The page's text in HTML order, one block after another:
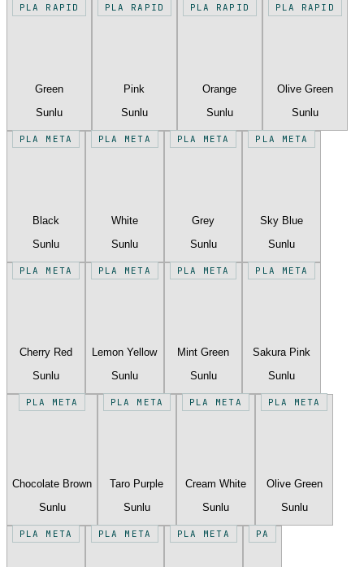
PLA RAPID
Green
Sunlu
PLA RAPID
Pink
Sunlu
PLA RAPID
Orange
Sunlu
PLA RAPID
Olive Green
Sunlu
PLA META
Black
Sunlu
PLA META
White
Sunlu
PLA META
Grey
Sunlu
PLA META
Sky Blue
Sunlu
PLA META
Cherry Red
Sunlu
PLA META
Lemon Yellow
Sunlu
PLA META
Mint Green
Sunlu
PLA META
Sakura Pink
Sunlu
PLA META
Chocolate Brown
Sunlu
PLA META
Taro Purple
Sunlu
PLA META
Cream White
Sunlu
PLA META
Olive Green
Sunlu
PLA META PLA META PLA META PA